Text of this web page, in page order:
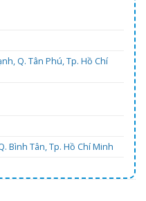
Q. Tân Phú, Tp. Hồ Chí
Bình Tân, Tp. Hồ Chí Minh